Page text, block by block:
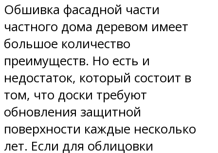
Обшивка фасадной части
частного дома деревом имеет
большое количество
преимуществ. Но есть и
недостаток, который состоит в
том, что доски требуют
обновления защитной
поверхности каждые несколько
лет. Если для облицовки